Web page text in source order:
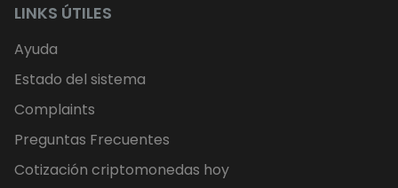
LINKS ÚTILES
Ayuda
Estado del sistema
Complaints
Preguntas Frecuentes
Cotización criptomonedas hoy